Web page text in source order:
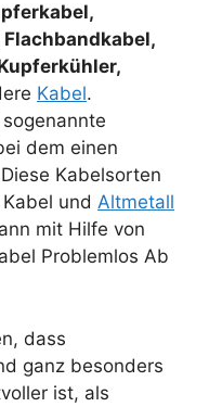
Kabel.
dem einen
Kabelsorten
und Altmetall
mit Hilfe von
Problemlos Ab
dass
ganz besonders
ist, als